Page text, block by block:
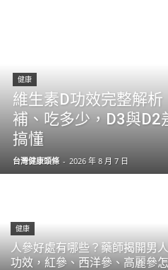
健康
維生素D功效完整解
補、吃多少，D3與D2
搞懂
台灣健康頭條 - 2026 年 8 月 7 日
健康
人參好處有哪些？藥師揭開男
功效，紅參、西洋參、高麗參